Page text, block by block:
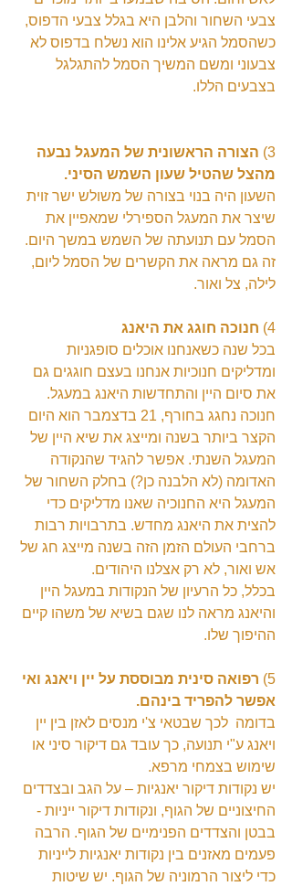
צבעי השחור והלבן היא בגלל צבעי הדפוס,
כשהסמל הגיע אלינו הוא נשלח בדפוס לא
צבעוני ומשם המשיך הסמל להתגלגל
בצבעים הללו.
3) הצורה הראשונית של המעגל נבעה
מהצל שהטיל שעון השמש הסיני.
השעון היה בנוי בצורה של משולש ישר זוית
שיצר את המעגל הספירלי שמאפיין את
הסמל עם תנועתה של השמש במשך היום.
זה גם מראה את הקשרים של הסמל ליום,
לילה, צל ואור.
4) חנוכה חוגג את היאנג
בכל שנה כשאנחנו אוכלים סופגניות
ומדליקים חנוכיות אנחנו בעצם חוגגים גם
את סיום היין והתחדשות היאנג במעגל.
חנוכה נחגג בחורף, 21 בדצמבר הוא היום
הקצר ביותר בשנה ומייצג את שיא היין של
המעגל השנתי. אפשר להגיד שהנקודה
האדומה (לא הלבנה כן?) בחלק השחור של
המעגל היא החנוכיה שאנו מדליקים כדי
להצית את היאנג מחדש. בתרבויות רבות
ברחבי העולם הזמן הזה בשנה מייצג חג של
אש ואור, לא רק אצלנו היהודים.
בכלל, כל הרעיון של הנקודות במעגל היין
והיאנג מראה לנו שגם בשיא של משהו קיים
ההיפוך שלו.
5) רפואה סינית מבוססת על יין ויאנג ואי
אפשר להפריד בינהם.
בדומה  לכך שבטאי צ'י מנסים לאזן בין יין
ויאנג ע"י תנועה, כך עובד גם דיקור סיני או
שימוש בצמחי מרפא.
יש נקודות דיקור יאנגיות – על הגב ובצדדים
החיצוניים של הגוף, ונקודות דיקור ייניות -
בבטן והצדדים הפנימיים של הגוף. הרבה
פעמים מאזנים בין נקודות יאנגיות לייניות
כדי ליצור הרמוניה של הגוף. יש שיטות